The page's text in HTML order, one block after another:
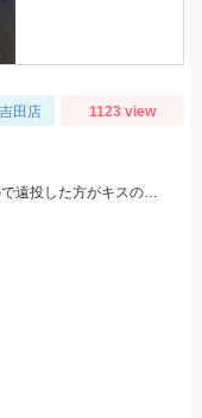
田店 1123 view
スタッフ大戸の釣果。近いと外道の猛攻に合うので遠投した方がキスのアタリが出る。イシグロの赤イソメ使用。